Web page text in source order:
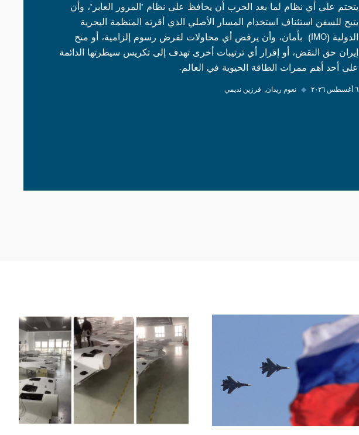
يتحتم على أي نظام لما بعد الحرب أن يحافظ على نظام "المرور العابر"، وأن
يتيح للسفن استئناف استخدام المسار الأصلي الذي أقرته المنظمة البحرية
الدولية (IMO) بأمان، وأن يرفض أي محاولات لفرض رسوم إلزامية، أو منح
إيران حق النقض، أو إقرار أي ترتيبات أخرى تهدف إلى تكريس سيطرتها الدائمة
على أحد أهم ممرات الطاقة الحيوية في العالم.
٦ أغسطس ٢٠٢٦ ◆ نعوم ريدان فرزين نديمي